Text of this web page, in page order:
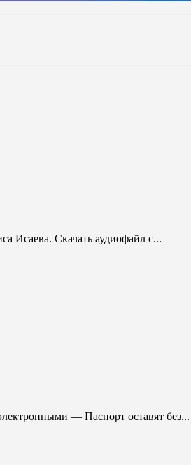
Исаева. Скачать аудиофайл с...
— Паспорт оставят без...